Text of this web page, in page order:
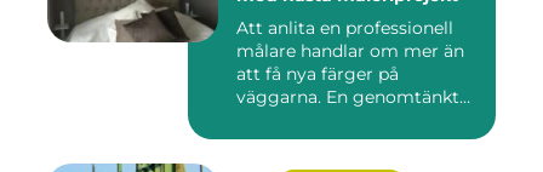
Att anlita en professionell
målare handlar om mer än
att få nya färger på
väggarna. En genomtänkt